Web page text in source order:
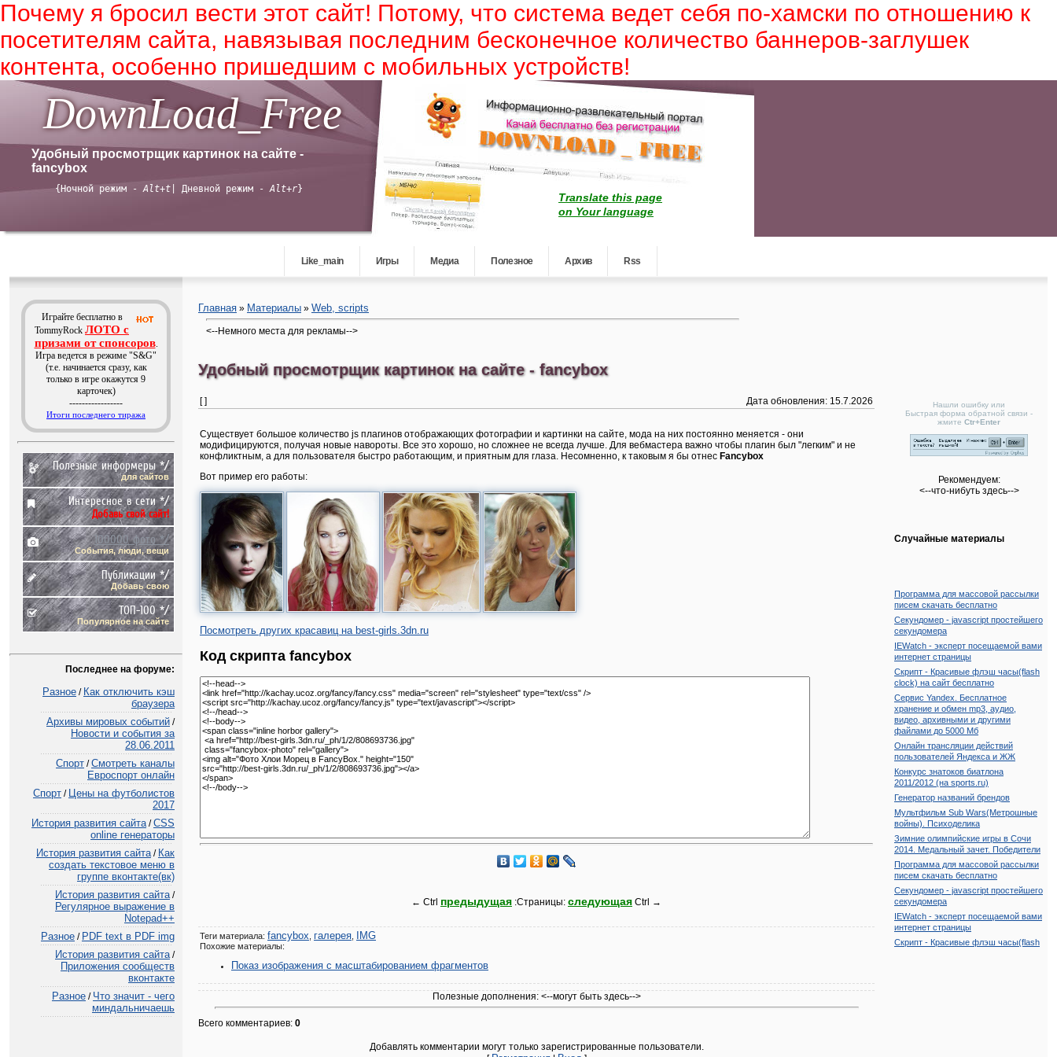
Почему я бросил вести этот сайт! Потому, что система ведет себя по-хамски по отношению к
посетителям сайта, навязывая последним бесконечное количество баннеров-заглушек
контента, особенно пришедшим с мобильных устройств!
DownLoad_Free
Удобный просмотрщик картинок на сайте -
fancybox
{Ночной режим -Alt+t | Дневной режим -Alt+r}
Translate this page
on Your language
Like_main Игры Медиа Полезное Архив Rss
Играйте бесплатно в
TommyRock ЛОТО с
призами от спонсоров.
Игра ведется в режиме "S&G"
(т.е. начинается сразу, как
только в игре окажутся 9
карточек)
-----------------
Итоги последнего тиража
Полезные информеры */
для сайтов
Интересное в сети */
Добавь свой сайт!
100000 фото */
События, люди, вещи
Публикации */
Добавь свою
ТОП-100 */
Популярное на сайте
Последнее на форуме:
Разное / Как отключить кэш
браузера
Архивы мировых событий /
Новости и события за
28.06.2011
Спорт /Смотреть каналы
Евроспорт онлайн
Спорт / Цены на футболистов
2017
История развития сайта/CSS
online генераторы
История развития сайта/ Как
создать текстовое меню в
группе вконтакте(вк)
История развития сайта/
Регулярное выражение в
Notepad++
Разное / PDF text в PDF img
История развития сайта/
Приложения сообществ
вконтакте
Разное / Что значит - чего
миндальничаешь
Главная » Материалы » Web, scripts
<--Немного места для рекламы-->
Удобный просмотрщик картинок на сайте - fancybox
[ ] Дата обновления: 15.7.2026
Существует большое количество js плагинов отображающих фотографии и картинки на сайте, мода на них постоянно меняется - они
модифицируются, получая новые навороты. Все это хорошо, но сложнее не всегда лучше. Для вебмастера важно чтобы плагин был "легким" и не
конфликтным, а для пользователя быстро работающим, и приятным для глаза. Несомненно, к таковым я бы отнес Fancybox
Вот пример его работы:
Посмотреть других красавиц на best-girls.3dn.ru
Код скрипта fancybox
← Ctrl предыдущая :Страницы: следующая Ctrl →
Теги материала: fancybox галерея IMG
Похожие материалы:
Показ изображения с масштабированием фрагментов
Полезные дополнения: <--могут быть здесь-->
Всего комментариев: 0
Добавлять комментарии могут только зарегистрированные пользователи.
Нашли ошибку или
Быстрая форма обратной связи -
жмите Ctr+Enter
Рекомендуем:
<--что-нибуть здесь-->
Случайные материалы
Программа для массовой рассылки
писем скачать бесплатно
Секундомер - javascript простейшего
секундомера
IEWatch - эксперт посещаемой вами
интернет страницы
Скрипт - Красивые флэш часы(flash
clock) на сайт бесплатно
Сервис Yandex. Бесплатное
хранение и обмен mp3, аудио,
видео, архивными и другими
файлами до 5000 Мб
Онлайн трансляции действий
пользователей Яндекса и ЖЖ
Конкурс знатоков биатлона
2011/2012 (на sports.ru)
Генератор названий брендов
Мультфильм Sub Wars(Метрошные
войны). Психоделика
Зимние олимпийские игры в Сочи
2014. Медальный зачет. Победители
Программа для массовой рассылки
писем скачать бесплатно
Секундомер - javascript простейшего
секундомера
IEWatch - эксперт посещаемой вами
интернет страницы
Скрипт - Красивые флэш часы(flash
clock) на сайт бесплатно